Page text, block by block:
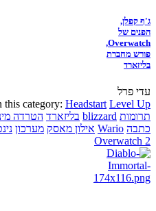
ג'ף קפלן,
הפנים של
Overwatch,
פורש מחברת
בליזארד
עדי פרל
this category: Headstart Level Up
תרומות blizzard בליזארד הטרדה
כתבה Wario אילון מאסק מערכון
Overwatch 2